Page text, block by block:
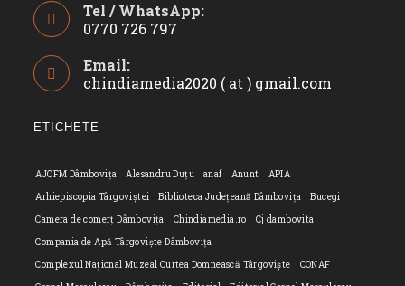
Tel / WhatsApp:
0770 726 797
in
your
Email:
chindiamedia2020 ( at ) gmail.com
ETICHETE
AJOFM Dâmbovița Alesandru Duțu anaf Anunt
APIA
Arhiepiscopia Târgoviștei
Biblioteca Județeană Dâmbovița
Bucegi
Camera de comerț Dâmbovița
Chindiamedia.ro
Cj dambovita
Compania de Apă Târgoviște Dâmbovița
Complexul Național Muzeal Curtea Domnească Târgoviște
CONAF